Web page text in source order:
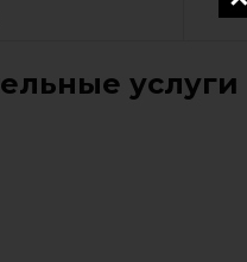
услуги